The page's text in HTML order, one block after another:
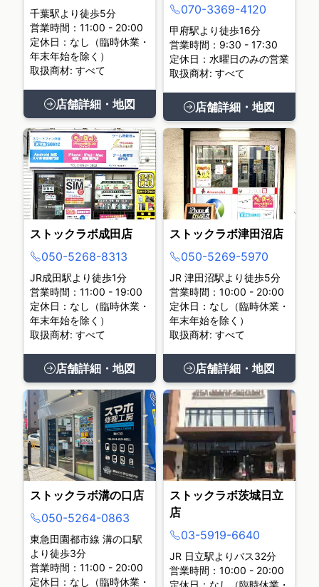
千葉駅より徒歩5分
営業時間：11:00 - 20:00
定休日：なし（臨時休業・
年末年始を除く）
取扱商材: すべて
店舗詳細・地図
070-3369-4120
甲府駅より徒歩16分
営業時間：9:30 - 17:30
定休日：水曜日のみの営業
取扱商材: すべて
店舗詳細・地図
ストックラボ成田店
050-5268-8313
JR成田駅より徒歩1分
営業時間：11:00 - 19:00
定休日：なし（臨時休業・
年末年始を除く）
取扱商材: すべて
店舗詳細・地図
ストックラボ津田沼店
050-5269-5970
JR 津田沼駅より徒歩5分
営業時間：10:00 - 20:00
定休日：なし（臨時休業・
年末年始を除く）
取扱商材: すべて
店舗詳細・地図
ストックラボ溝の口店
050-5264-0863
東急田園都市線 溝の口駅
より徒歩3分
営業時間：11:00 - 20:00
定休日：なし（臨時休業・
ストックラボ茨城日立
店
03-5919-6640
JR 日立駅よりバス32分
営業時間：10:00 - 20:00
定休日：なし（臨時休業・